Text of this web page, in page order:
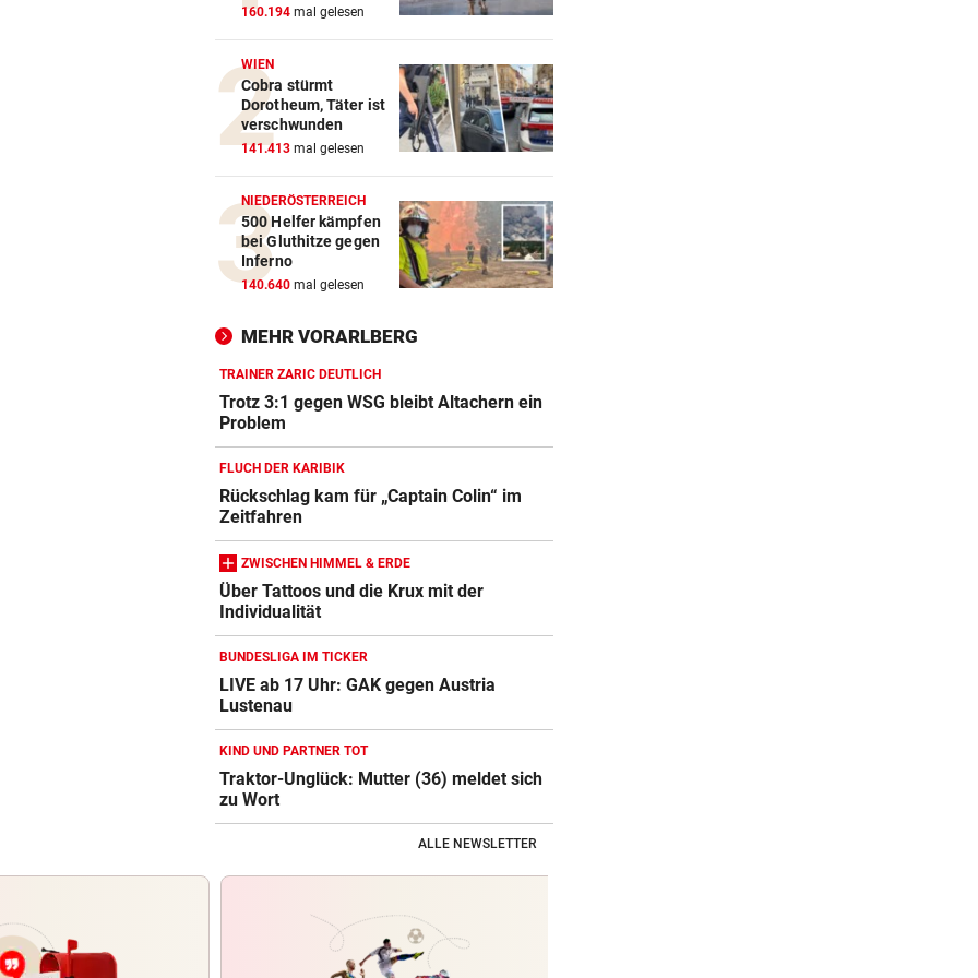
160.194 mal gelesen
WIEN
Cobra stürmt
Dorotheum, Täter ist
verschwunden
141.413 mal gelesen
NIEDERÖSTERREICH
500 Helfer kämpfen
bei Gluthitze gegen
Inferno
140.640 mal gelesen
MEHR VORARLBERG
TRAINER ZARIC DEUTLICH
Trotz 3:1 gegen WSG bleibt Altachern ein
Problem
FLUCH DER KARIBIK
Rückschlag kam für „Captain Colin“ im
Zeitfahren
ZWISCHEN HIMMEL & ERDE
Über Tattoos und die Krux mit der
Individualität
BUNDESLIGA IM TICKER
LIVE ab 17 Uhr: GAK gegen Austria
Lustenau
KIND UND PARTNER TOT
Traktor-Unglück: Mutter (36) meldet sich
zu Wort
ALLE NEWSLETTER